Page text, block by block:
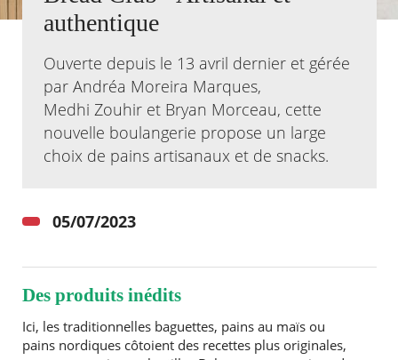
Actualités
Kiosque
Espace de services en ligne
Facebook
X Instagram
YoutubeLinkedin
authentique
Ouverte depuis le 13 avril dernier et gérée
par Andréa Moreira Marques,
Medhi Zouhir et Bryan Morceau, cette
nouvelle boulangerie propose un large
choix de pains artisanaux et de snacks.
05/07/2023
Des produits inédits
Ici, les traditionnelles baguettes, pains au maïs ou
pains nordiques côtoient des recettes plus originales,